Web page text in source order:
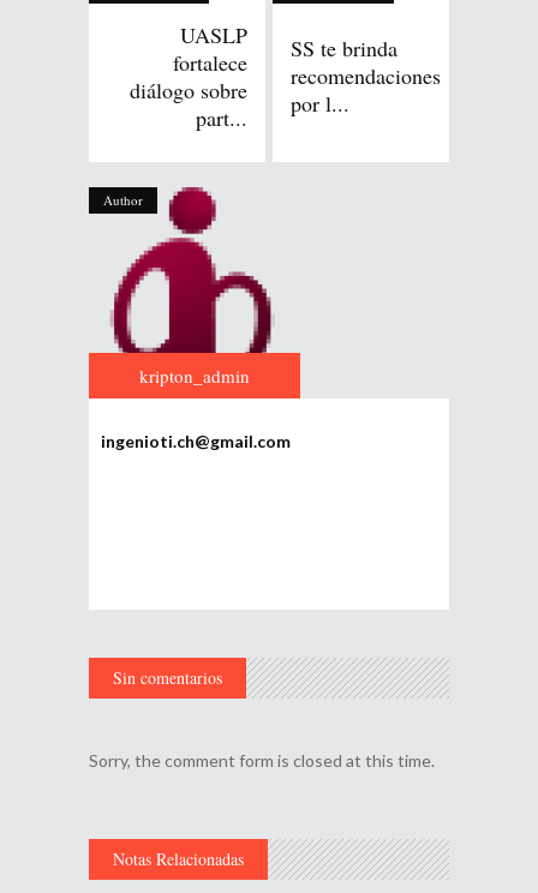
UASLP
fortalece
diálogo sobre
part...
SS te brinda
recomendaciones
por l...
Author
kripton_admin
ingenioti.ch@gmail.com
Sin comentarios
Sorry, the comment form is closed at this time.
Notas Relacionadas